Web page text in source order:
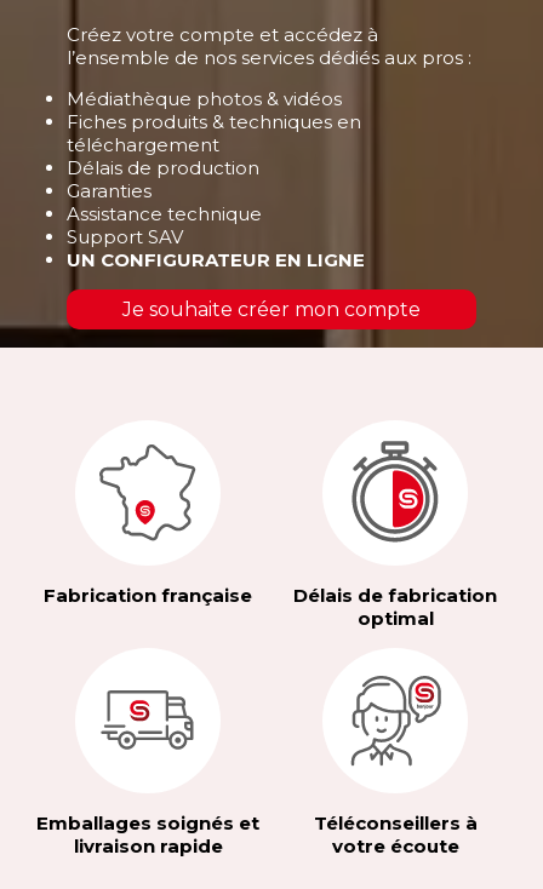
Créez votre compte et accédez à
l’ensemble de nos services dédiés aux pros :
Médiathèque photos & vidéos
Fiches produits & techniques en
téléchargement
Délais de production
Garanties
Assistance technique
Support SAV
UN CONFIGURATEUR EN LIGNE
Je souhaite créer mon compte
Fabrication française
Délais de fabrication
optimal
Emballages soignés et
livraison rapide
Téléconseillers à
votre écoute